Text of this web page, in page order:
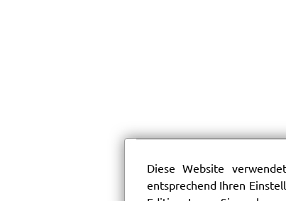
Diese Website
entsprechend Ihren